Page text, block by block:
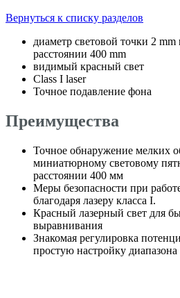
Вернуться к списку разделов
диаметр световой точки 2 mm
расстоянии 400 mm
видимый красный свет
Class I laser
Точное подавление фона
Преимущества
Точное обнаружение мелких
миниатюрному световому
расстоянии 400 мм
Меры безопасности при
благодаря лазеру класса I.
Красный лазерный свет для
выравнивания
Знакомая регулировка
простую настройку диапазона